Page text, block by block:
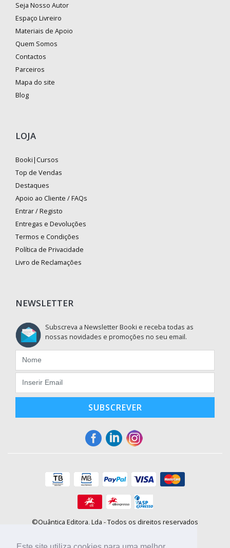
Seja Nosso Autor
Espaço Livreiro
Materiais de Apoio
Quem Somos
Contactos
Parceiros
Mapa do site
Blog
LOJA
Booki|Cursos
Top de Vendas
Destaques
Apoio ao Cliente / FAQs
Entrar / Registo
Entregas e Devoluções
Termos e Condições
Política de Privacidade
Livro de Reclamações
NEWSLETTER
Subscreva a Newsletter Booki e receba todas as
nossas novidades e promoções no seu email.
SUBSCREVER
©Quântica Editora, Lda - Todos os direitos reservados
E-mail: info@booki.pt